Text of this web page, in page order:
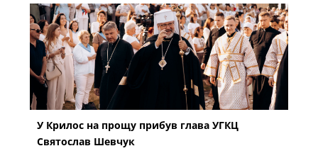
У Крилос на прощу прибув глава УГКЦ
Святослав Шевчук